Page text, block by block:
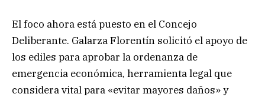
El foco ahora está puesto en el Concejo
Deliberante. Galarza Florentín solicitó el apoyo de
los ediles para aprobar la ordenanza de
emergencia económica, herramienta legal que
considera vital para «evitar mayores daños» y